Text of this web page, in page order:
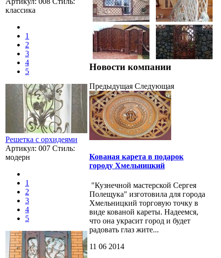
классика
1
2
3
4
5
Решетка с орхидеями
Артикул: 007 Стиль:
модерн
1
2
3
4
5
Новости компании
Предыдущая Следующая
Кованая карета в подарок
городу Хмельницкий
"Кузнечной мастерской Сергея
Полещука" изготовила для города
Хмельницкий торговую точку в
виде кованой кареты. Надеемся,
что она украсит город и будет
радовать глаз жите...
11 06 2014